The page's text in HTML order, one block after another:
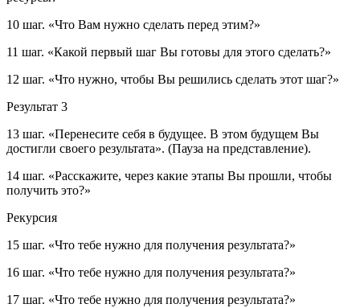
10 шаг. «Что Вам нужно сделать перед этим?»
11 шаг. «Какой первый шаг Вы готовы для этого сделать?»
12 шаг. «Что нужно, чтобы Вы решились сделать этот шаг?»
Результат 3
13 шаг. «Перенесите себя в будущее. В этом будущем Вы
достигли своего результата». (Пауза на представление).
14 шаг. «Расскажите, через какие этапы Вы прошли, чтобы
получить это?»
Рекурсия
15 шаг. «Что тебе нужно для получения результата?»
16 шаг. «Что тебе нужно для получения результата?»
17 шаг. «Что тебе нужно для получения результата?»